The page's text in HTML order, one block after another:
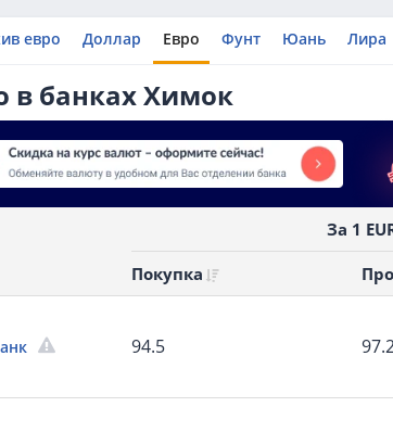
евро Доллар Евро Фунт Юань Лира
в банках Химок
За 1
Покупка
94.5